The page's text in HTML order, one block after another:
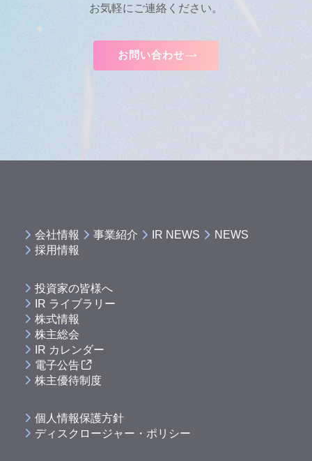
お気軽にご連絡ください。
お問い合わせ
会社情報 事業紹介 IR NEWS
NEWS
採用情報
投資家の皆様へ
IR ライブラリー
株式情報
株主総会
IR カレンダー
電子公告
株主優待制度
個人情報保護方針
ディスクロージャー・ポリシー